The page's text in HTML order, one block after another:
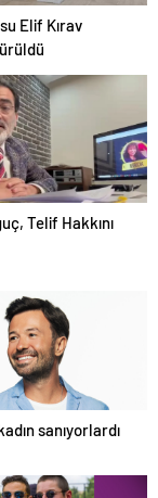
Elif Kırav
Telif Hakkını
sanıyorlardı